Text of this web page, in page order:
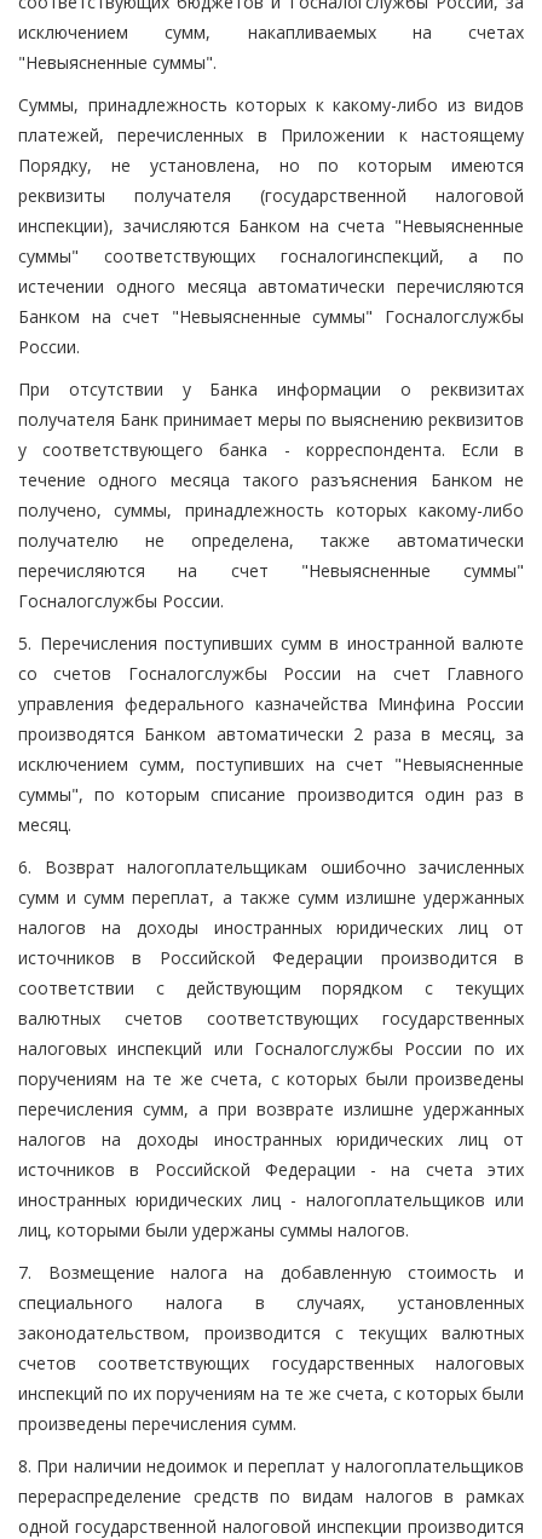
исключением сумм, накапливаемых на счетах
"Невыясненные суммы".
Суммы, принадлежность которых к какому-либо из видов
платежей, перечисленных в Приложении к настоящему
Порядку, не установлена, но по которым имеются
реквизиты получателя (государственной налоговой
инспекции), зачисляются Банком на счета "Невыясненные
суммы" соответствующих госналогинспекций, а по
истечении одного месяца автоматически перечисляются
Банком на счет "Невыясненные суммы" Госналогслужбы
России.
При отсутствии у Банка информации о реквизитах
получателя Банк принимает меры по выяснению реквизитов
у соответствующего банка - корреспондента. Если в
течение одного месяца такого разъяснения Банком не
получено, суммы, принадлежность которых какому-либо
получателю не определена, также автоматически
перечисляются на счет "Невыясненные суммы"
Госналогслужбы России.
5. Перечисления поступивших сумм в иностранной валюте
со счетов Госналогслужбы России на счет Главного
управления федерального казначейства Минфина России
производятся Банком автоматически 2 раза в месяц, за
исключением сумм, поступивших на счет "Невыясненные
суммы", по которым списание производится один раз в
месяц.
6. Возврат налогоплательщикам ошибочно зачисленных
сумм и сумм переплат, а также сумм излишне удержанных
налогов на доходы иностранных юридических лиц от
источников в Российской Федерации производится в
соответствии с действующим порядком с текущих
валютных счетов соответствующих государственных
налоговых инспекций или Госналогслужбы России по их
поручениям на те же счета, с которых были произведены
перечисления сумм, а при возврате излишне удержанных
налогов на доходы иностранных юридических лиц от
источников в Российской Федерации - на счета этих
иностранных юридических лиц - налогоплательщиков или
лиц, которыми были удержаны суммы налогов.
7. Возмещение налога на добавленную стоимость и
специального налога в случаях, установленных
законодательством, производится с текущих валютных
счетов соответствующих государственных налоговых
инспекций по их поручениям на те же счета, с которых были
произведены перечисления сумм.
8. При наличии недоимок и переплат у налогоплательщиков
перераспределение средств по видам налогов в рамках
одной государственной налоговой инспекции производится